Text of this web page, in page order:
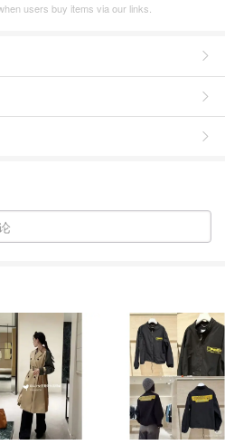
users buy items via our links.